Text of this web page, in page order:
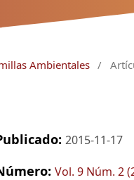
Ambientales /
2015-11-17
Vol. 9 Núm. 2